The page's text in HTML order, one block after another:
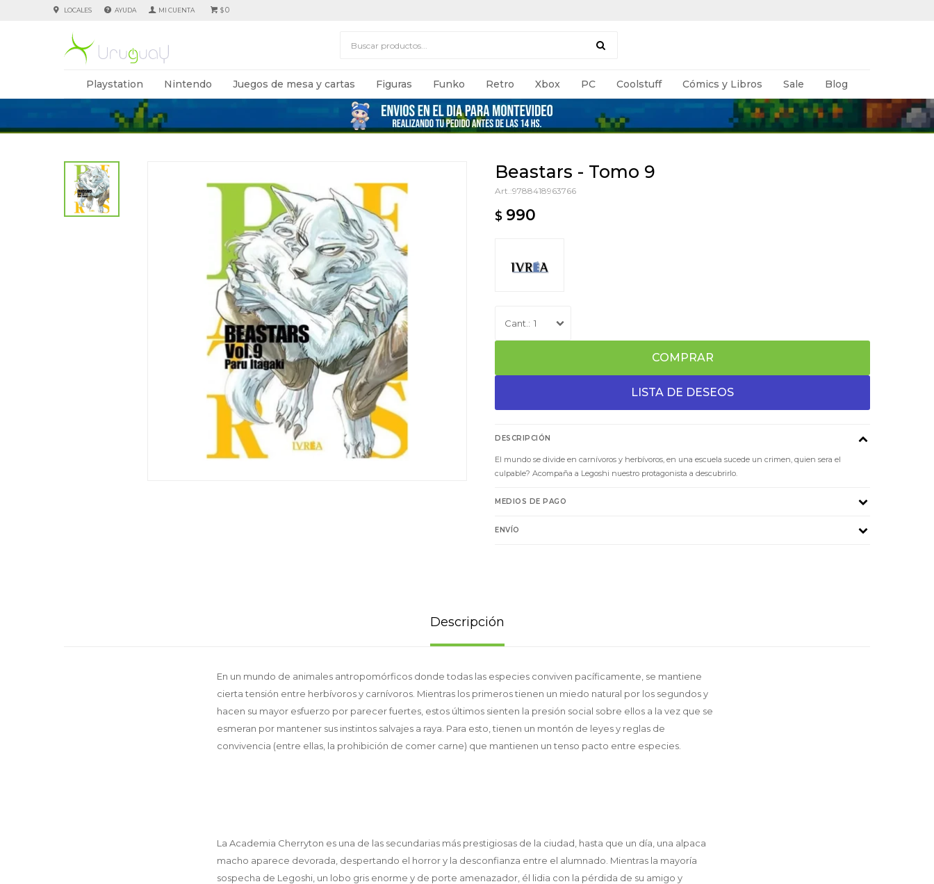
Playstation Nintendo Juegos de mesa y cartas Figuras Funko Retro Xbox PC Coolstuff Cómics y Libros Sale Blog
$0
LOCALES AYUDA
Beastars - Tomo 9
9788418963766
$ 990
1
COMPRAR
DESCRIPCIÓN
El mundo se divide en carnívoros y herbívoros, en una escuela sucede un crimen, quien sera el
culpable? Acompaña a Legoshi nuestro protagonista a descubrirlo.
MEDIOS DE PAGO
ENVÍO
Descripción
En un mundo de animales antropomórficos donde todas las especies conviven pacíficamente, se mantiene
cierta tensión entre herbívoros y carnívoros. Mientras los primeros tienen un miedo natural por los segundos y
hacen su mayor esfuerzo por parecer fuertes, estos últimos sienten la presión social sobre ellos a la vez que se
esmeran por mantener sus instintos salvajes a raya. Para esto, tienen un montón de leyes y reglas de
convivencia (entre ellas, la prohibición de comer carne) que mantienen un tenso pacto entre especies.
La Academia Cherryton es una de las secundarias más prestigiosas de la ciudad, hasta que un día, una alpaca
macho aparece devorada, despertando el horror y la desconfianza entre el alumnado. Mientras la mayoría
sospecha de Legoshi, un lobo gris enorme y de porte amenazador, él lidia con la pérdida de su amigo y